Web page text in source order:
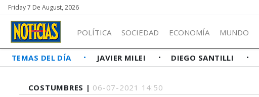
Friday 7 De August, 2026
POLÍTICA SOCIEDAD ECONOMÍA MUNDO
TEMAS DEL DÍA JAVIER MILEI DIEGO SANTILLI
COSTUMBRES | 06-07-2021 14:50